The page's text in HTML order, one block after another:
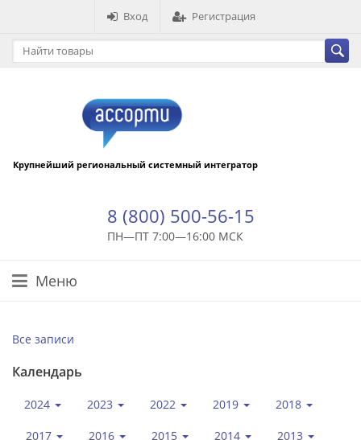
Вход Регистрация
Крупнейший региональный системный интегратор
8 (800) 500-56-15
ПН—ПТ 7:00—16:00 МСК
Меню
Все записи
Календарь
2024 2023 2022 2019 2018
2017 2016 2015 2014 2013